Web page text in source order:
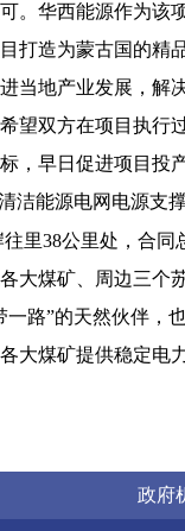
。华西能源作为该
打造为蒙古国的
当地产业发展，解
望双方在项目执行
，早日促进项目投
洁能源电网电源支
往里38公里处，合同
大煤矿、周边三个
路”的天然伙伴，
大煤矿提供稳定
政府